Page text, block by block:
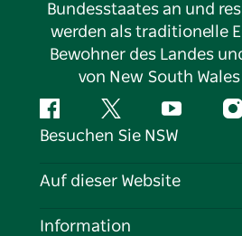
Bundesstaates an und
werden als traditionelle
Bewohner des Landes
von New South
FacebookTwitter YouTube
Besuchen Sie NSW
Kontaktieren Sie uns
Auf dieser Website
Reiseziele
Information